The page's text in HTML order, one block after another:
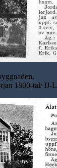
1800-tal/ IJ-L